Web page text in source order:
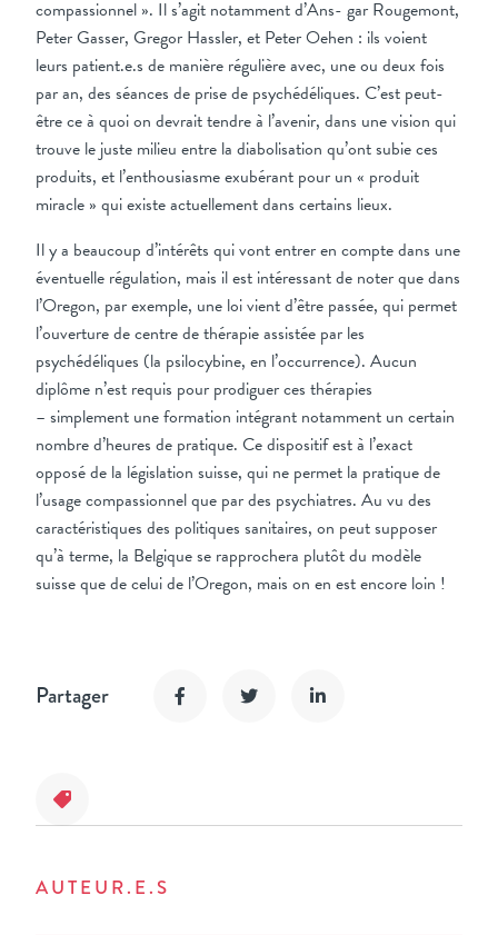
compassionnel ». Il s’agit notamment d’Ans- gar Rougemont,
Peter Gasser, Gregor Hassler, et Peter Oehen : ils voient
leurs patient.e.s de manière régulière avec, une ou deux fois
par an, des séances de prise de psychédéliques. C’est peut-
être ce à quoi on devrait tendre à l’avenir, dans une vision qui
trouve le juste milieu entre la diabolisation qu’ont subie ces
produits, et l’enthousiasme exubérant pour un « produit
miracle » qui existe actuellement dans certains lieux.
Il y a beaucoup d’intérêts qui vont entrer en compte dans une
éventuelle régulation, mais il est intéressant de noter que dans
l’Oregon, par exemple, une loi vient d’être passée, qui permet
l’ouverture de centre de thérapie assistée par les
psychédéliques (la psilocybine, en l’occurrence). Aucun
diplôme n’est requis pour prodiguer ces thérapies
– simplement une formation intégrant notamment un certain
nombre d’heures de pratique. Ce dispositif est à l’exact
opposé de la législation suisse, qui ne permet la pratique de
l’usage compassionnel que par des psychiatres. Au vu des
caractéristiques des politiques sanitaires, on peut supposer
qu’à terme, la Belgique se rapprochera plutôt du modèle
suisse que de celui de l’Oregon, mais on en est encore loin !
Partager
AUTEUR.E.S